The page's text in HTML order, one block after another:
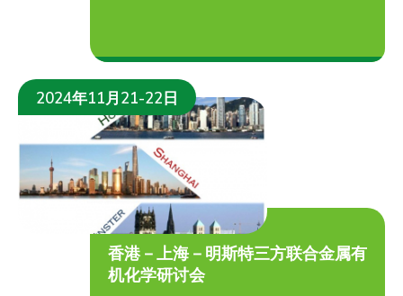
2024年11月21-22日
香港－上海－明斯特三方联合金属有
机化学研讨会